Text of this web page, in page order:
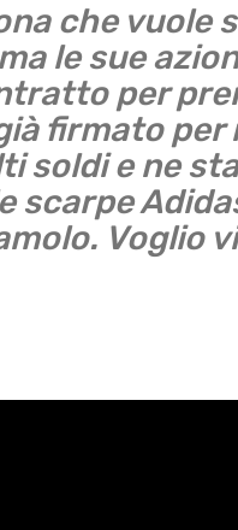
che vuole
le sue
per
firmato per
soldi e ne sta
scarpe
Voglio